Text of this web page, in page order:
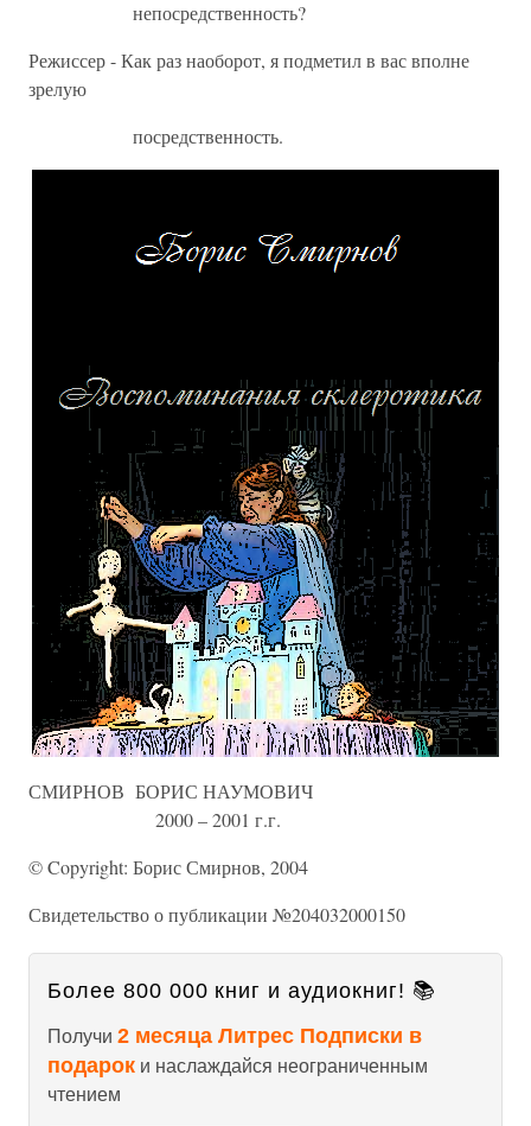
непосредственность?
Режиссер - Как раз наоборот, я подметил в вас вполне
зрелую
посредственность.
СМИРНОВ БОРИС НАУМОВИЧ
2000 – 2001 г.г.
© Copyright: Борис Смирнов, 2004
Свидетельство о публикации №204032000150
Более 800 000 книг и аудиокниг! 📚
Получи 2 месяца Литрес Подписки в
подарок и наслаждайся неограниченным
чтением